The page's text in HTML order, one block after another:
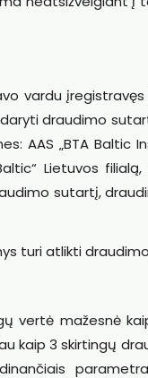
vardu
draudimo
AAS „BTA Baltic
Lietuvos
sutartį,
turi atlikti
vertė mažesnė
kaip 3 skirtingų